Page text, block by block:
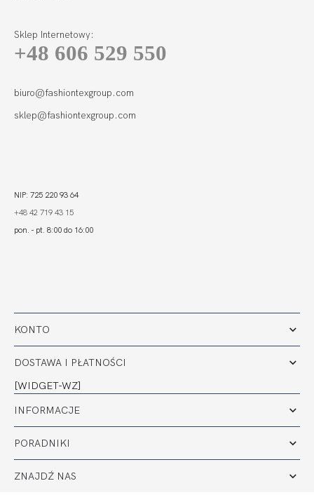
FORTUNA FIGI
KONTO
DOSTAWA I PŁATNOŚCI
[WIDGET-WZ]
INFORMACJE
PORADNIKI
ZNAJDŹ NAS
Sklep Internetowy:
+48 606 529 550
biuro@fashiontexgroup.com
sklep@fashiontexgroup.com
NIP: 725 220 93 64
+48 42 719 43 15
pon. - pt. 8:00 do 16:00